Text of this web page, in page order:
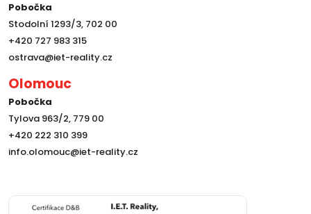
Pobočka
Stodolní 1293/3, 702 00
+420 727 983 315
ostrava@iet-reality.cz
Olomouc
Pobočka
Tylova 963/2, 779 00
+420 222 310 399
info.olomouc@iet-reality.cz